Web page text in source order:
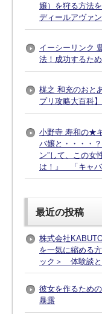
嬢）を狩る方法
ディールアヴァ
イーシーリンク
法！成功するた
楳之 和充のおと
プリ攻略大百科
小野寺 寿和の★
バ嬢と・・・・
ン”して、この女
は！』 「キャバ
最近の投稿
株式会社
を一気に縮める
ック＞ 体験談と
彼女を作るため
暴露